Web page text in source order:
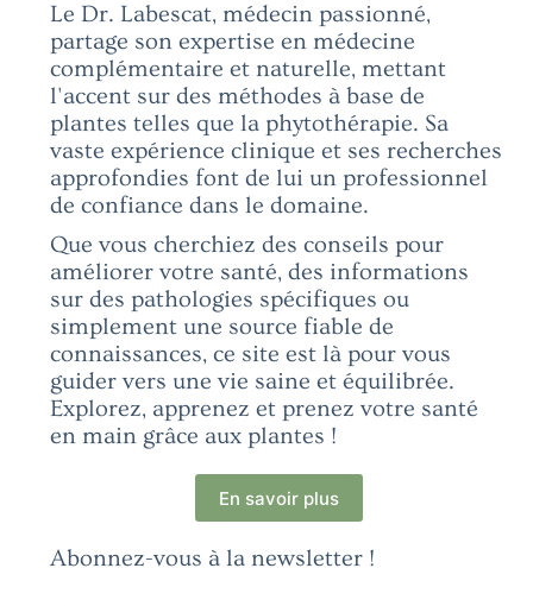
Le Dr. Labescat, médecin passionné,
partage son expertise en médecine
complémentaire et naturelle, mettant
l'accent sur des méthodes à base de
plantes telles que la phytothérapie. Sa
vaste expérience clinique et ses recherches
approfondies font de lui un professionnel
de confiance dans le domaine.
Que vous cherchiez des conseils pour
améliorer votre santé, des informations
sur des pathologies spécifiques ou
simplement une source fiable de
connaissances, ce site est là pour vous
guider vers une vie saine et équilibrée.
Explorez, apprenez et prenez votre santé
en main grâce aux plantes !
En savoir plus
Abonnez-vous à la newsletter !